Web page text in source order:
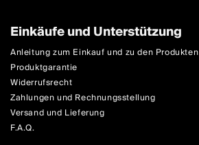
Einkäufe und Unterstützung
Anleitung zum Einkauf und zu den Produkten
Produktgarantie
Widerrufsrecht
Zahlungen und Rechnungsstellung
Versand und Lieferung
F.A.Q.